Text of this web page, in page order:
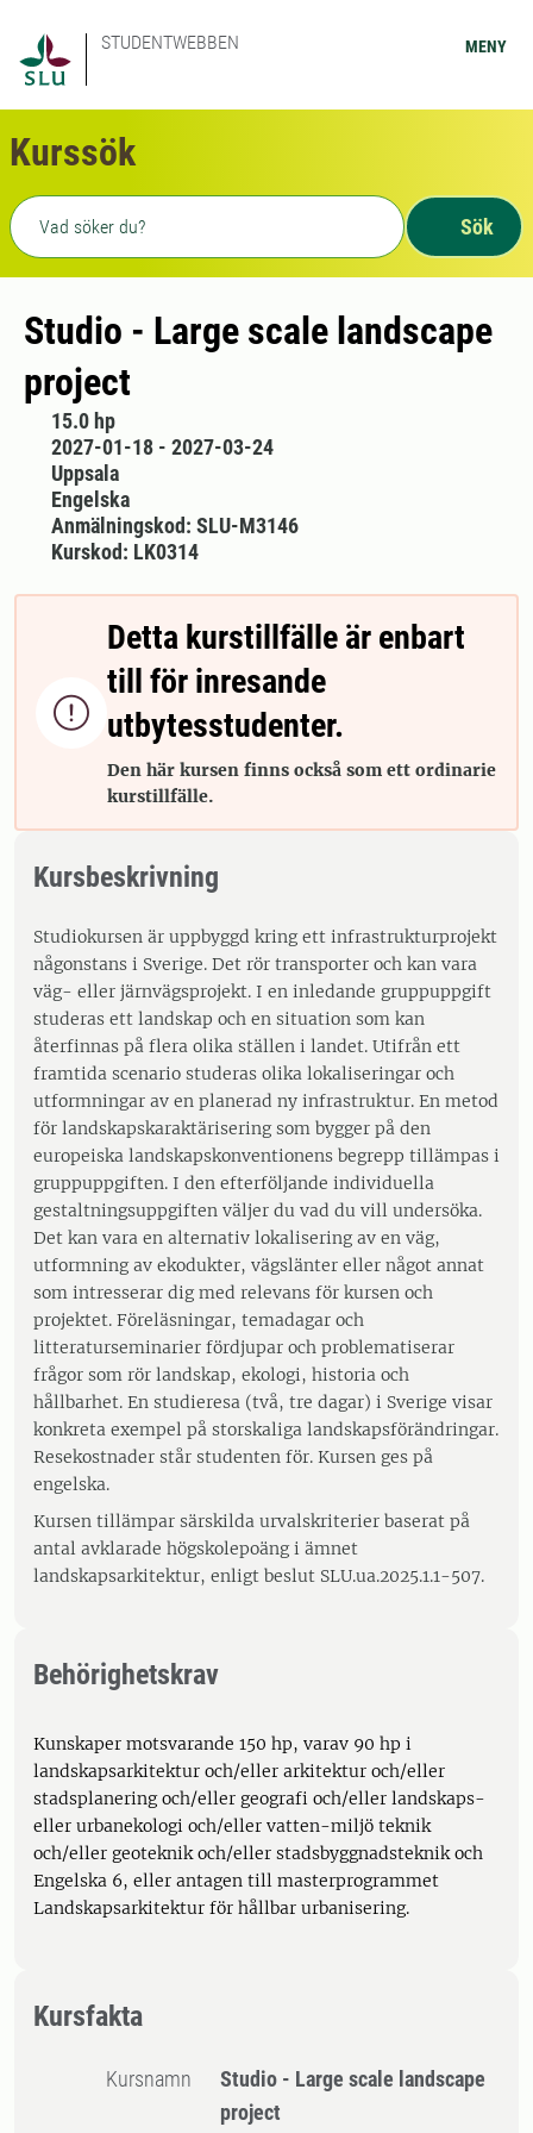
STUDENTWEBBEN MENY
Kurssök
Fritext sökning
Sök
Studio - Large scale landscape
project
15.0 hp
2027-01-18 - 2027-03-24
Uppsala
Engelska
Anmälningskod: SLU-M3146
Kurskod: LK0314

Detta kurstillfälle är enbart
till för inresande
utbytesstudenter.
Den här kursen finns också som ett ordinarie
kurstillfälle.
Kursbeskrivning
Studiokursen är uppbyggd kring ett infrastrukturprojekt
någonstans i Sverige. Det rör transporter och kan vara
väg- eller järnvägsprojekt. I en inledande gruppuppgift
studeras ett landskap och en situation som kan
återfinnas på flera olika ställen i landet. Utifrån ett
framtida scenario studeras olika lokaliseringar och
utformningar av en planerad ny infrastruktur. En metod
för landskapskaraktärisering som bygger på den
europeiska landskapskonventionens begrepp tillämpas i
gruppuppgiften. I den efterföljande individuella
gestaltningsuppgiften väljer du vad du vill undersöka.
Det kan vara en alternativ lokalisering av en väg,
utformning av ekodukter, vägslänter eller något annat
som intresserar dig med relevans för kursen och
projektet. Föreläsningar, temadagar och
litteraturseminarier fördjupar och problematiserar
frågor som rör landskap, ekologi, historia och
hållbarhet. En studieresa (två, tre dagar) i Sverige visar
konkreta exempel på storskaliga landskapsförändringar.
Resekostnader står studenten för. Kursen ges på
engelska.
Kursen tillämpar särskilda urvalskriterier baserat på
antal avklarade högskolepoäng i ämnet
landskapsarkitektur, enligt beslut SLU.ua.2025.1.1-507.
Behörighetskrav
Kunskaper motsvarande 150 hp, varav 90 hp i
landskapsarkitektur och/eller arkitektur och/eller
stadsplanering och/eller geografi och/eller landskaps-
eller urbanekologi och/eller vatten-miljö teknik
och/eller geoteknik och/eller stadsbyggnadsteknik och
Engelska 6, eller antagen till masterprogrammet
Landskapsarkitektur för hållbar urbanisering.
Kursfakta
Kursnamn
Studio - Large scale landscape
project